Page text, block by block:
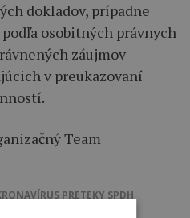
dokladov, prípadne
osobitných právnych
záujmov
v preukazovaní
Team
PRETEKY SPDH